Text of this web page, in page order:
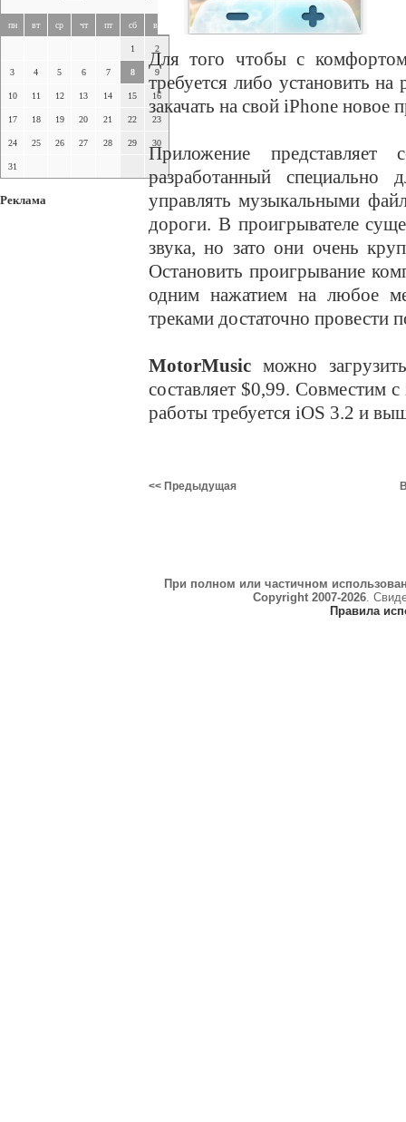
пн вт ср чт пт сб вс
1 2
3 4 5 6 7 8 9
10 11 12 13 14 15 16
17 18 19 20 21 22 23
24 25 26 27 28 29 30
31
Реклама
Для того чтобы с
требуется либо установить
закачать на свой iPhone новое
Приложение
разработанный
управлять музыкальными
дороги. В проигрывателе
звука, но зато они очень
Остановить проигрывание
одним нажатием на любое
треками достаточно провести
MotorMusic можно
составляет $0,99. Совместим
работы требуется iOS 3.2 и
<< Предыдущая
При полном или частичном
Copyright 2007-2026.
Правила